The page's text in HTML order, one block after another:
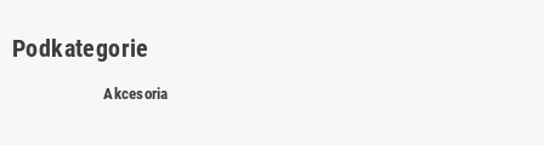
Podkategorie
Akcesoria